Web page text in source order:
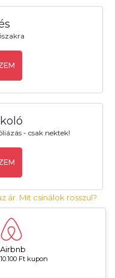
- csak nektek!
ár. Mit csinálok rosszul?
Airbnb
10.100 Ft kupon